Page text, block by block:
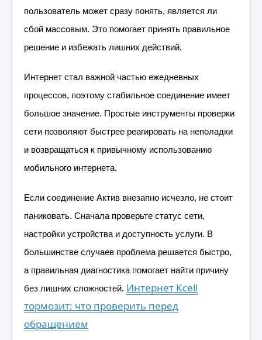
пользователь может сразу понять, является ли
сбой массовым. Это помогает принять правильное
решение и избежать лишних действий.
Интернет стал важной частью ежедневных
процессов, поэтому стабильное соединение имеет
большое значение. Простые инструменты проверки
сети позволяют быстрее реагировать на неполадки
и возвращаться к привычному использованию
мобильного интернета.
Если соединение Актив внезапно исчезло, не стоит
паниковать. Сначала проверьте статус сети,
настройки устройства и доступность услуги. В
большинстве случаев проблема решается быстро,
а правильная диагностика помогает найти причину
без лишних сложностей. Интернет Kcell
тормозит: что проверить перед
обращением